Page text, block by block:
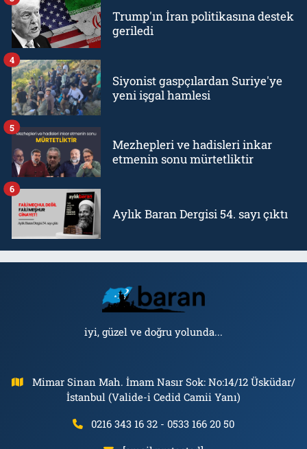
Trump'ın İran politikasına destek
geriledi
Siyonist gaspçılardan Suriye'ye
yeni işgal hamlesi
4
Mezhepleri ve hadisleri inkar
etmenin sonu mürtetliktir
5
Aylık Baran Dergisi 54. sayı çıktı
6
iyi, güzel ve doğru yolunda...
Mimar Sinan Mah. İmam Nasır Sok: No:14/12 Üsküdar/
İstanbul (Valide-i Cedid Camii Yanı)
0216 343 16 32 - 0533 166 20 50